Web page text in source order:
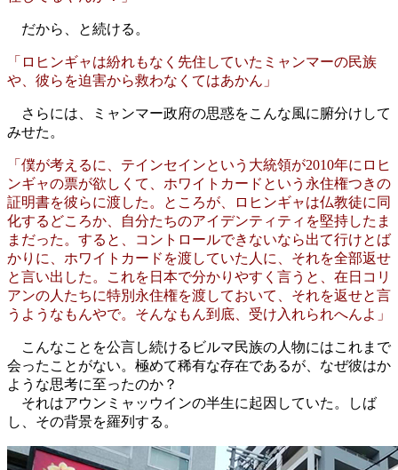
だから、と続ける。
「ロヒンギャは紛れもなく先住していたミャンマーの民族
や、彼らを迫害から救わなくてはあかん」
さらには、ミャンマー政府の思惑をこんな風に腑分けして
みせた。
「僕が考えるに、テインセインという大統領が2010年にロヒ
ンギャの票が欲しくて、ホワイトカードという永住権つきの
証明書を彼らに渡した。ところが、ロヒンギャは仏教徒に同
化するどころか、自分たちのアイデンティティを堅持したま
まだった。すると、コントロールできないなら出て行けとば
かりに、ホワイトカードを渡していた人に、それを全部返せ
と言い出した。これを日本で分かりやすく言うと、在日コリ
アンの人たちに特別永住権を渡しておいて、それを返せと言
うようなもんやで。そんなもん到底、受け入れられへんよ」
こんなことを公言し続けるビルマ民族の人物にはこれまで
会ったことがない。極めて稀有な存在であるが、なぜ彼はか
ような思考に至ったのか？
それはアウンミャッウインの半生に起因していた。しば
し、その背景を羅列する。